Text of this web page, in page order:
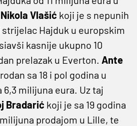
Nikola Vlašić koji je s nepunih
strijelac Hajduk u europskim
kasnije ukupno 10
prelazak u Everton. Ante
sa 18 i pol godina u
6,3 milijuna eura. Uz taj
Bradarić koji je sa 19 godina
prodajom u Lille, te